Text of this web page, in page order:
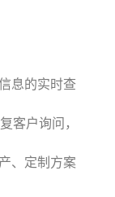
息的实时查
客户询问，
、定制方案